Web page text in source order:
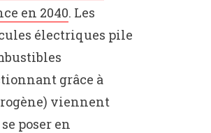
en 2040. Les
électriques pile
grâce à
viennent
poser en